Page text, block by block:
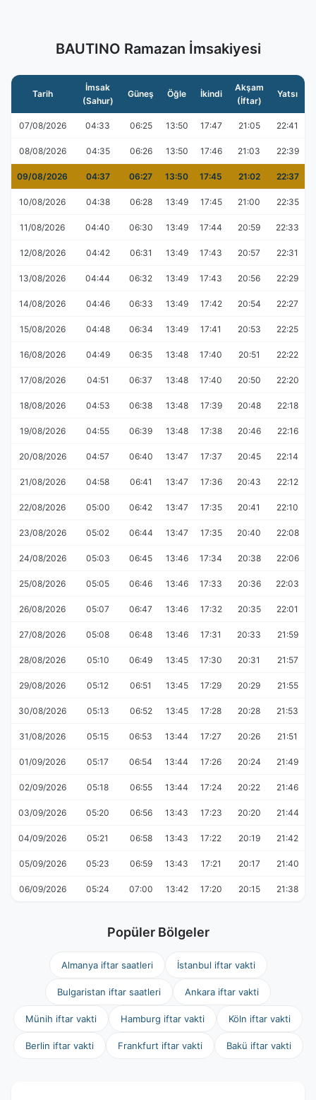
BAUTINO Ramazan İmsakiyesi
Tarih
İmsak
(Sahur)
Güneş Öğle İkindi
Akşam
(İftar)
Yatsı
07/08/2026 04:33 06:25 13:50 17:47 21:05 22:41
08/08/2026 04:35 06:26 13:50 17:46 21:03 22:39
09/08/2026 04:37 06:27 13:50 17:45 21:02 22:37
10/08/2026 04:38 06:28 13:49 17:45 21:00 22:35
11/08/2026 04:40 06:30 13:49 17:44 20:59 22:33
12/08/2026 04:42 06:31 13:49 17:43 20:57 22:31
13/08/2026 04:44 06:32 13:49 17:43 20:56 22:29
14/08/2026 04:46 06:33 13:49 17:42 20:54 22:27
15/08/2026 04:48 06:34 13:49 17:41 20:53 22:25
16/08/2026 04:49 06:35 13:48 17:40 20:51 22:22
17/08/2026 04:51 06:37 13:48 17:40 20:50 22:20
18/08/2026 04:53 06:38 13:48 17:39 20:48 22:18
19/08/2026 04:55 06:39 13:48 17:38 20:46 22:16
20/08/2026 04:57 06:40 13:47 17:37 20:45 22:14
21/08/2026 04:58 06:41 13:47 17:36 20:43 22:12
22/08/2026 05:00 06:42 13:47 17:35 20:41 22:10
23/08/2026 05:02 06:44 13:47 17:35 20:40 22:08
24/08/2026 05:03 06:45 13:46 17:34 20:38 22:06
25/08/2026 05:05 06:46 13:46 17:33 20:36 22:03
26/08/2026 05:07 06:47 13:46 17:32 20:35 22:01
27/08/2026 05:08 06:48 13:46 17:31 20:33 21:59
28/08/2026 05:10 06:49 13:45 17:30 20:31 21:57
29/08/2026 05:12 06:51 13:45 17:29 20:29 21:55
30/08/2026 05:13 06:52 13:45 17:28 20:28 21:53
31/08/2026 05:15 06:53 13:44 17:27 20:26 21:51
01/09/2026 05:17 06:54 13:44 17:26 20:24 21:49
02/09/2026 05:18 06:55 13:44 17:24 20:22 21:46
03/09/2026 05:20 06:56 13:43 17:23 20:20 21:44
04/09/2026 05:21 06:58 13:43 17:22 20:19 21:42
05/09/2026 05:23 06:59 13:43 17:21 20:17 21:40
06/09/2026 05:24 07:00 13:42 17:20 20:15 21:38
Popüler Bölgeler
Almanya iftar saatleri İstanbul iftar vakti
Bulgaristan iftar saatleri Ankara iftar vakti
Münih iftar vakti Hamburg iftar vakti Köln iftar vakti
Berlin iftar vakti Frankfurt iftar vakti Bakü iftar vakti